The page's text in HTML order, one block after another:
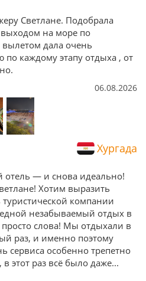
Светлане. Подобрала
на море по
дала очень
каждому этапу отдыха , от
06.08.2026
Хургада
— и снова идеально!
Хотим выразить
компании
незабываемый отдых в
просто слова! Мы отдыхали в
раз, и именно поэтому
сервиса особенно трепетно
этот раз всё было даже...